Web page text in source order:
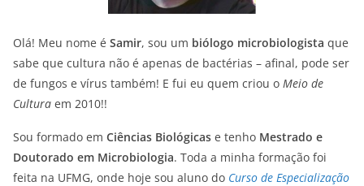
Olá! Meu nome é Samir, sou um biólogo microbiologista que
sabe que cultura não é apenas de bactérias – afinal, pode ser
de fungos e vírus também! E fui eu quem criou o Meio de
Cultura em 2010!!
Sou formado em Ciências Biológicas e tenho Mestrado e
Doutorado em Microbiologia. Toda a minha formação foi
feita na UFMG, onde hoje sou aluno do Curso de Especialização